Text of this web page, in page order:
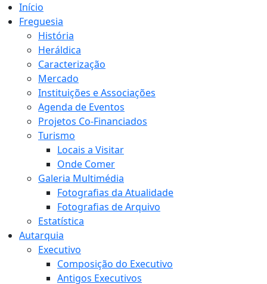
Início
Freguesia
História
Heráldica
Caracterização
Mercado
Instituições e Associações
Agenda de Eventos
Projetos Co-Financiados
Turismo
Locais a Visitar
Onde Comer
Galeria Multimédia
Fotografias da Atualidade
Fotografias de Arquivo
Estatística
Autarquia
Executivo
Composição do Executivo
Antigos Executivos